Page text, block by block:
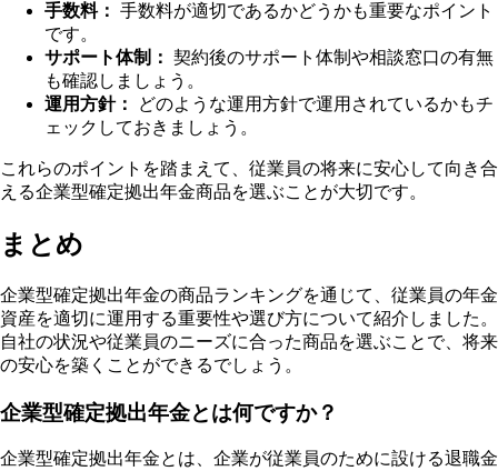
手数料： 手数料が適切であるかどうかも重要なポイント
です。
サポート体制： 契約後のサポート体制や相談窓口の有無
も確認しましょう。
運用方針：
どのような運用方針で運用されているかもチ
ェックしておきましょう。
これらのポイントを踏まえて、従業員の将来に安心して向き合
える企業型確定拠出年金商品を選ぶことが大切です。
まとめ
企業型確定拠出年金の商品ランキングを通じて、従業員の年金
資産を適切に運用する重要性や選び方について紹介しました。
自社の状況や従業員のニーズに合った商品を選ぶことで、将来
の安心を築くことができるでしょう。
企業型確定拠出年金とは何ですか？
企業型確定拠出年金とは、企業が従業員のために設ける退職金